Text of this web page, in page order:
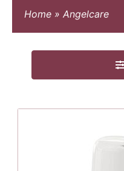
Home » Angelcare